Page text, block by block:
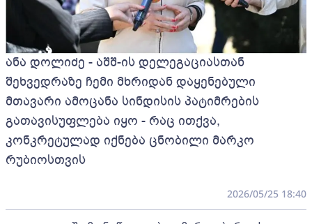
ანა დოლიძე - აშშ-ის დელეგაციასთან
შეხვედრაზე ჩემი მხრიდან დაყენებული
მთავარი ამოცანა სინდისის პატიმრების
გათავისუფლება იყო - რაც ითქვა,
კონკრეტულად იქნება ცნობილი მარკო
რუბიოსთვის
2026/05/25 18:40